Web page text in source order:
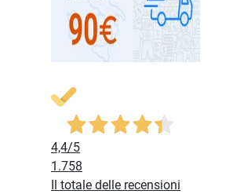
4,4/5
1.758
Il totale delle recensioni